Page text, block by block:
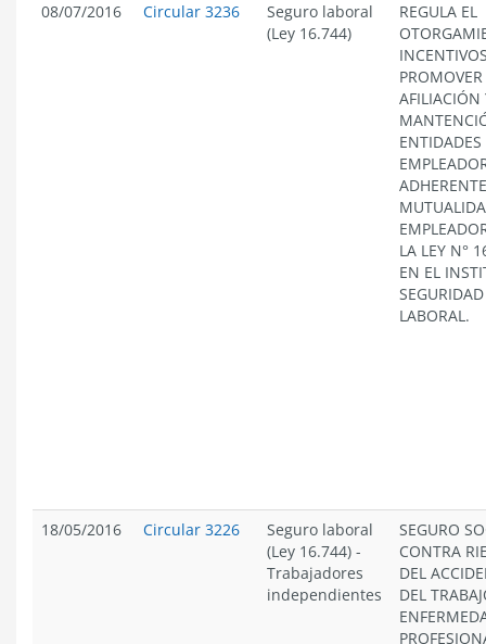
08/07/2016
Circular 3236
Seguro laboral
(Ley 16.744)
REGULA EL
AFILIACIÓN
ENTIDADES
LA LEY N°
EN EL
SEGURIDAD
LABORAL.
18/05/2016 Circular 3226
Seguro laboral
(Ley 16.744) -
Trabajadores
independientes
SEGURO
CONTRA
DEL
DEL